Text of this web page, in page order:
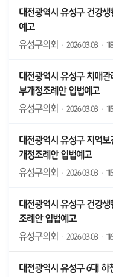
대전광역시 유성구 건강
예고
유성구의회
· 2026.03.03 ·
대전광역시 유성구 치매
부개정조례안 입법예고
유성구의회
· 2026.03.03 ·
대전광역시 유성구 지역
개정조례안 입법예고
유성구의회
· 2026.03.03 ·
대전광역시 유성구 건강
조례안 입법예고
유성구의회
· 2026.03.03 ·
대전광역시 유성구 6대 하